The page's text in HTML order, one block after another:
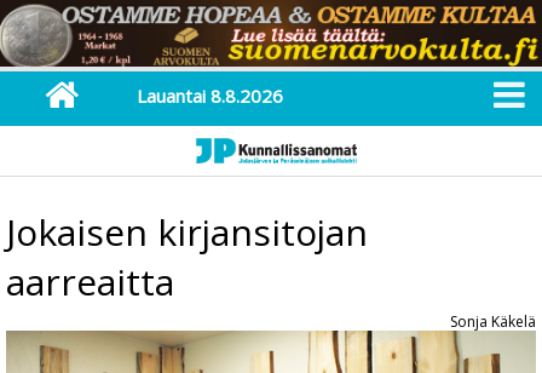
Lauantai 8.8.2026
Jokaisen kirjansitojan
aarreaitta
Sonja Käkelä